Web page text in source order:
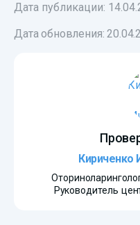
Дата публикации:
Дата обновления:
Кириченко
Руководитель